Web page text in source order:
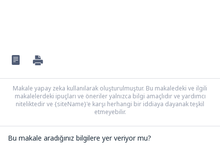
Makale yapay zeka kullanılarak oluşturulmuştur. Bu makaledeki ve ilgili
makalelerdeki ipuçları ve öneriler yalnızca bilgi amaçlıdır ve yardımcı
niteliktedir ve {siteName}'e karşı herhangi bir iddiaya dayanak teşkil
etmeyebilir.
Bu makale aradığınız bilgilere yer veriyor mu?